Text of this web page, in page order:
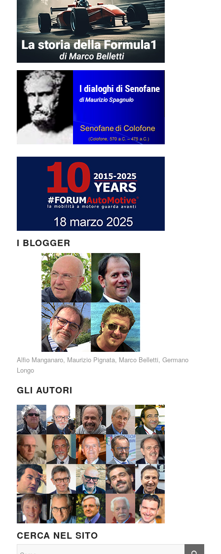
I BLOGGER
Alfio Manganaro, Maurizio Pignata, Marco Belletti, Germano
Longo
GLI AUTORI
CERCA NEL SITO